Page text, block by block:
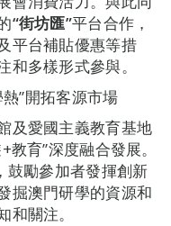
“街坊匯”平台合作，
平台補貼優惠等措
多樣形式參與。
”開拓客源市場
及愛國主義教育基地
育”深度融合發展。
鼓勵參加者發揮創新
掘澳門研學的資源和
關注。